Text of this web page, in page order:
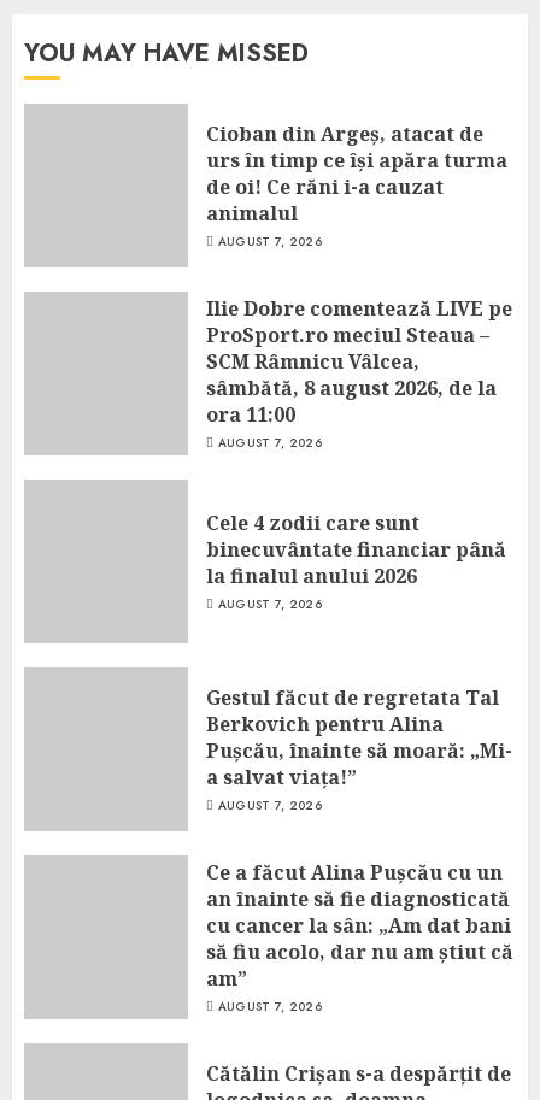
YOU MAY HAVE MISSED
Cioban din Argeș, atacat de
urs în timp ce își apăra turma
de oi! Ce răni i-a cauzat
animalul
AUGUST 7, 2026
Ilie Dobre comentează LIVE pe
ProSport.ro meciul Steaua –
SCM Râmnicu Vâlcea,
sâmbătă, 8 august 2026, de la
ora 11:00
AUGUST 7, 2026
Cele 4 zodii care sunt
binecuvântate financiar până
la finalul anului 2026
AUGUST 7, 2026
Gestul făcut de regretata Tal
Berkovich pentru Alina
Pușcău, înainte să moară: „Mi-
a salvat viața!”
AUGUST 7, 2026
Ce a făcut Alina Pușcău cu un
an înainte să fie diagnosticată
cu cancer la sân: „Am dat bani
să fiu acolo, dar nu am știut că
am”
AUGUST 7, 2026
Cătălin Crișan s-a despărțit de